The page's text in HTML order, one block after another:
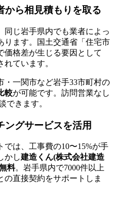
から相見積もりを取る
同じ岩手県内でも業者によっ
ります。国土交通省「住宅市
価格差が生じる要因として
れています。
・一関市など岩手33市町村の
較が可能です。訪問営業なし
できます。
ングサービスを活用
は、工事費の10〜15%が手
かし建造くん(株式会社建造
料。岩手県内で7000件以上
直接契約をサポートしま